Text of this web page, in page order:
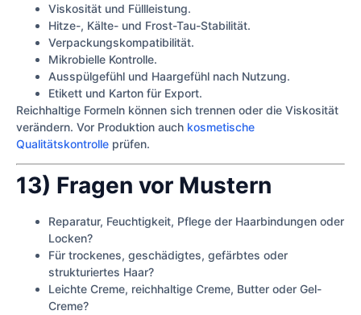
Viskosität und Füllleistung.
Hitze-, Kälte- und Frost-Tau-Stabilität.
Verpackungskompatibilität.
Mikrobielle Kontrolle.
Ausspülgefühl und Haargefühl nach Nutzung.
Etikett und Karton für Export.
Reichhaltige Formeln können sich trennen oder die Viskosität
verändern. Vor Produktion auch kosmetische
Qualitätskontrolle prüfen.
13) Fragen vor Mustern
Reparatur, Feuchtigkeit, Pflege der Haarbindungen oder
Locken?
Für trockenes, geschädigtes, gefärbtes oder
strukturiertes Haar?
Leichte Creme, reichhaltige Creme, Butter oder Gel-
Creme?